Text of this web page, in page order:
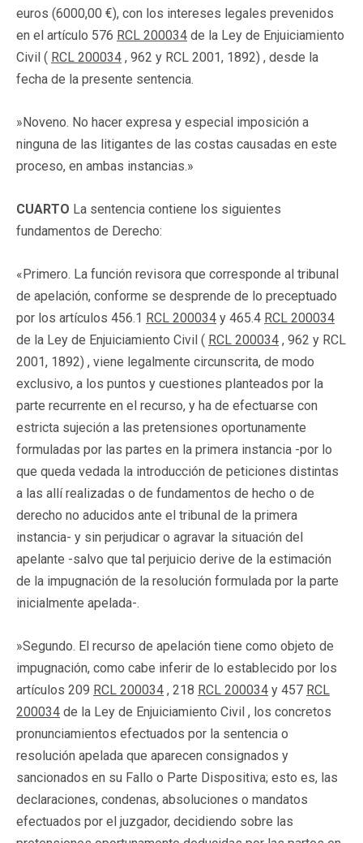
euros (6000,00 €), con los intereses legales prevenidos
en el artículo 576 RCL 200034 de la Ley de Enjuiciamiento
Civil ( RCL 200034 , 962 y RCL 2001, 1892) , desde la
fecha de la presente sentencia.
»Noveno. No hacer expresa y especial imposición a
ninguna de las litigantes de las costas causadas en este
proceso, en ambas instancias.»
CUARTO La sentencia contiene los siguientes
fundamentos de Derecho:
«Primero. La función revisora que corresponde al tribunal
de apelación, conforme se desprende de lo preceptuado
por los artículos 456.1 RCL 200034 y 465.4 RCL 200034
de la Ley de Enjuiciamiento Civil ( RCL 200034 , 962 y RCL
2001, 1892) , viene legalmente circunscrita, de modo
exclusivo, a los puntos y cuestiones planteados por la
parte recurrente en el recurso, y ha de efectuarse con
estricta sujeción a las pretensiones oportunamente
formuladas por las partes en la primera instancia -por lo
que queda vedada la introducción de peticiones distintas
a las allí realizadas o de fundamentos de hecho o de
derecho no aducidos ante el tribunal de la primera
instancia- y sin perjudicar o agravar la situación del
apelante -salvo que tal perjuicio derive de la estimación
de la impugnación de la resolución formulada por la parte
inicialmente apelada-.
»Segundo. El recurso de apelación tiene como objeto de
impugnación, como cabe inferir de lo establecido por los
artículos 209 RCL 200034 , 218 RCL 200034 y 457 RCL
200034 de la Ley de Enjuiciamiento Civil , los concretos
pronunciamientos efectuados por la sentencia o
resolución apelada que aparecen consignados y
sancionados en su Fallo o Parte Dispositiva; esto es, las
declaraciones, condenas, absoluciones o mandatos
efectuados por el juzgador, decidiendo sobre las